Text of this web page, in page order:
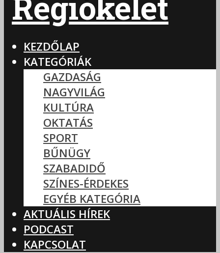
KEZDŐLAP
KATEGÓRIÁK
GAZDASÁG
NAGYVILÁG
KULTÚRA
OKTATÁS
SPORT
BŰNÜGY
SZABADIDŐ
SZÍNES-ÉRDEKES
EGYÉB KATEGÓRIA
AKTUÁLIS HÍREK
PODCAST
KAPCSOLAT